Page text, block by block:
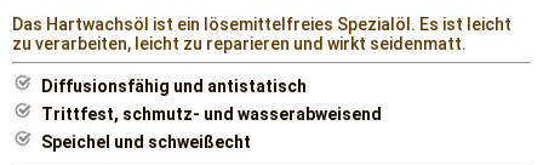
Das Hartwachsöl ist ein lösemittelfreies Spezialöl. Es ist leicht
zu verarbeiten, leicht zu reparieren und wirkt seidenmatt.
Diffusionsfähig und antistatisch
Trittfest, schmutz- und wasserabweisend
Speichel und schweißecht